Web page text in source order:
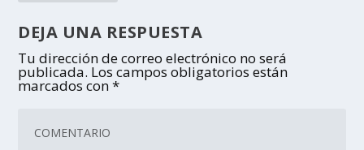
DEJA UNA RESPUESTA
Tu dirección de correo electrónico no será
publicada. Los campos obligatorios están
marcados con*